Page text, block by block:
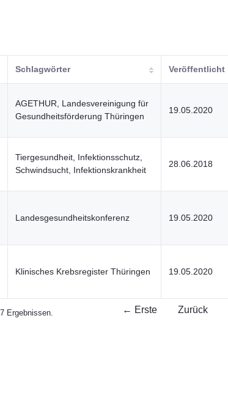
Schlagwörter Veröffentlicht
AGETHUR, Landesvereinigung für
Gesundheitsförderung Thüringen
19.05.2020
Tiergesundheit, Infektionsschutz,
Schwindsucht, Infektionskrankheit
28.06.2018
Landesgesundheitskonferenz 19.05.2020
Klinisches Krebsregister Thüringen 19.05.2020
Ergebnissen. ← Erste Zurück